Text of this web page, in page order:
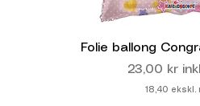
Folie ballong
Pris
23,00 kr
18,40 ekskl.